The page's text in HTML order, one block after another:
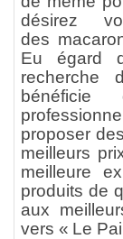
désirez
des
Eu égard
recherche
bénéficie
proposer
meilleurs
meilleure
produits de
aux
vers « Le